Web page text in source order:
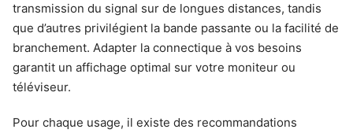
transmission du signal sur de longues distances, tandis
que d’autres privilégient la bande passante ou la facilité de
branchement. Adapter la connectique à vos besoins
garantit un affichage optimal sur votre moniteur ou
téléviseur.
Pour chaque usage, il existe des recommandations